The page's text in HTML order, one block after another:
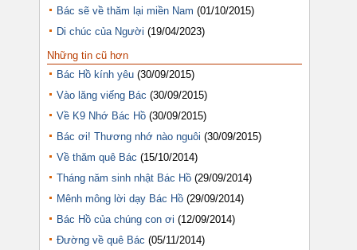
Bác sẽ về thăm lại miền Nam (01/10/2015)
Di chúc của Người (19/04/2023)
Những tin cũ hơn
Bác Hồ kính yêu (30/09/2015)
Vào lăng viếng Bác (30/09/2015)
Về K9 Nhớ Bác Hồ (30/09/2015)
Bác ơi! Thương nhớ nào nguôi (30/09/2015)
Về thăm quê Bác (15/10/2014)
Tháng năm sinh nhật Bác Hồ (29/09/2014)
Mênh mông lời dạy Bác Hồ (29/09/2014)
Bác Hồ của chúng con ơi (12/09/2014)
Đường về quê Bác (05/11/2014)